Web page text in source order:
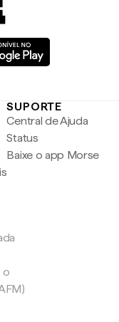
SUPORTE
Central de Ajuda
Status
Baixe o app Morse
o